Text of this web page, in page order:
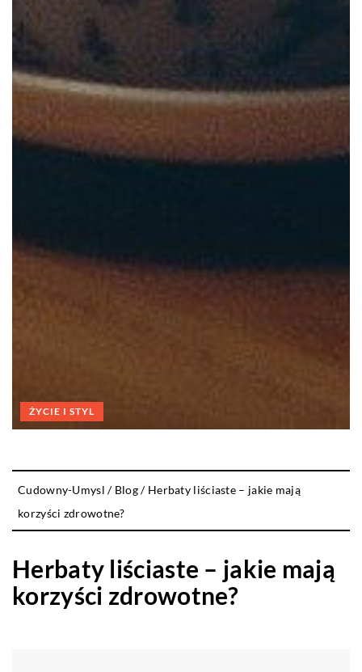
ŻYCIE I STYL
Cudowny-Umysl / Blog/ Herbaty liściaste – jakie mają
korzyści zdrowotne?
Herbaty liściaste – jakie mają
korzyści zdrowotne?